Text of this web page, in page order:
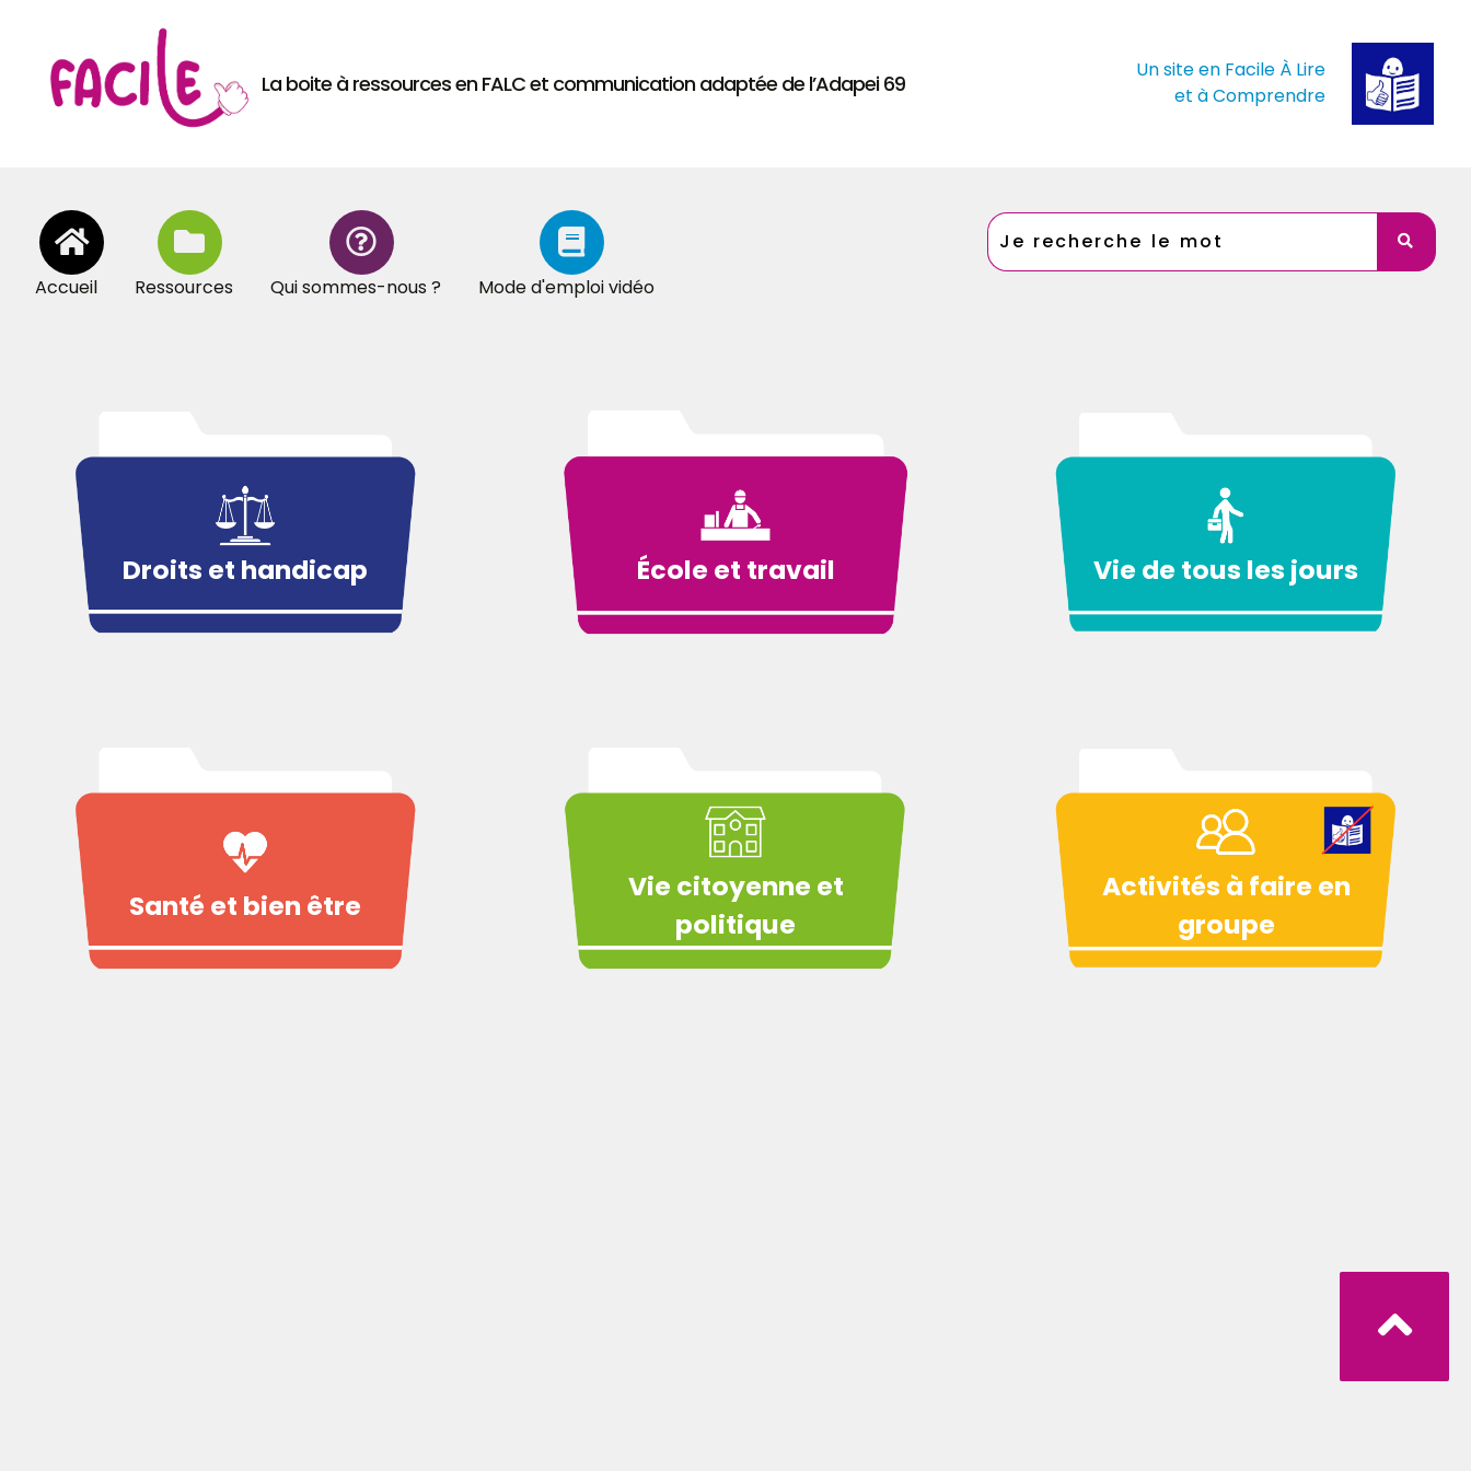
La boite à ressources en FALC et communication adaptée de l’Adapei 69
Un site en Facile À Lire
et à Comprendre
Accueil Ressources Qui sommes-nous ? Mode d'emploi vidéo
Droits et handicap École et travail Vie de tous les jours
Santé et bien être
Vie citoyenne et
politique
Activités à faire en
groupe